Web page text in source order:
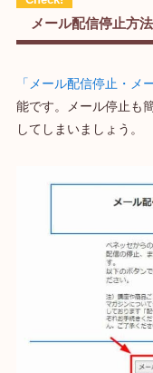
メール配信停止方法
「メール配信停止・メ
能です。メール停止も
してしまいましょう。